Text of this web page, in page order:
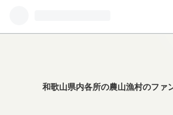
和歌山県内各所の農山漁村の